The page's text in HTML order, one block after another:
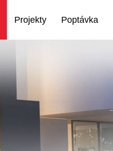
Projekty Poptávka